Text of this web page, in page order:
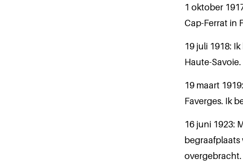
1 oktober
Cap-Ferrat in
19 juli 1918:
Haute-Savoie.
19 maart
Faverges. Ik
16 juni 1923:
overgebracht.